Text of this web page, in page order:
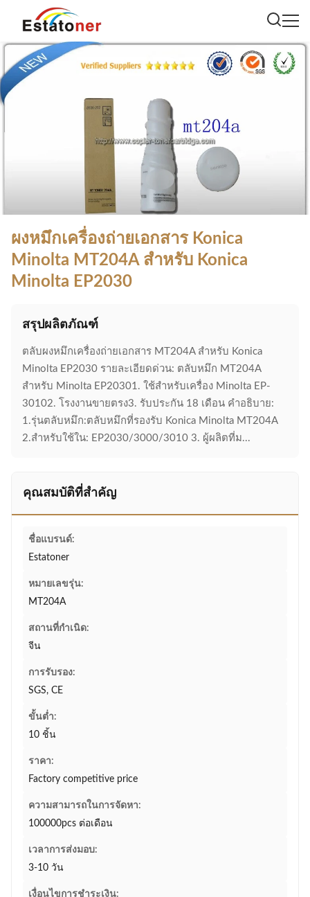
ผงหมึกเครื่องถ่ายเอกสาร Konica
Minolta MT204A สำหรับ Konica
Minolta EP2030
สรุปผลิตภัณฑ์
ตลับผงหมึกเครื่องถ่ายเอกสาร MT204A สำหรับ Konica
Minolta EP2030 รายละเอียดด่วน: ตลับหมึก MT204A
สำหรับ Minolta EP20301. ใช้สำหรับเครื่อง Minolta EP-
30102. โรงงานขายตรง3. รับประกัน 18 เดือน คำอธิบาย:
1.รุ่นตลับหมึก:ตลับหมึกที่รองรับ Konica Minolta MT204A
2.สำหรับใช้ใน: EP2030/3000/3010 3. ผู้ผลิตที่ม...
คุณสมบัติที่สำคัญ
ชื่อแบรนด์:
Estatoner
หมายเลขรุ่น:
MT204A
สถานที่กำเนิด:
จีน
การรับรอง:
SGS, CE
ขั้นต่ำ:
10 ชิ้น
ราคา:
Factory competitive price
ความสามารถในการจัดหา:
100000pcs ต่อเดือน
เวลาการส่งมอบ:
3-10 วัน
เงื่อนไขการชำระเงิน: